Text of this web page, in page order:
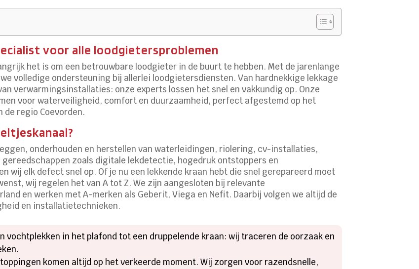
voor alle loodgietersproblemen
het is om een betrouwbare loodgieter in de buurt te hebben. Met de jarenlange
volledige ondersteuning bij allerlei loodgietersdiensten. Van hardnekkige lekkage
verwarmingsinstallaties: onze experts lossen het snel en vakkundig op. Onze
voor waterveiligheid, comfort en duurzaamheid, perfect afgestemd op het
regio Coevorden.
onderhouden en herstellen van waterleidingen, riolering, cv-installaties,
zoals digitale lekdetectie, hogedruk ontstoppers en
wij elk defect snel op. Of je nu een lekkende kraan hebt die snel gerepareerd moet
wij regelen het van A tot Z. We zijn aangesloten bij relevante
en werken met A-merken als Geberit, Viega en Nefit. Daarbij volgen we altijd de
en installatietechnieken.
vochtplekken in het plafond tot een druppelende kraan: wij traceren de oorzaak en
komen altijd op het verkeerde moment. Wij zorgen voor razendsnelle,